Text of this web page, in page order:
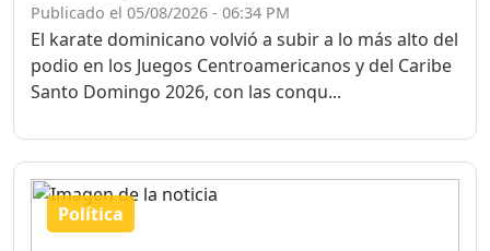
Publicado el 05/08/2026 - 06:34 PM
El karate dominicano volvió a subir a lo más alto del
podio en los Juegos Centroamericanos y del Caribe
Santo Domingo 2026, con las conqu...
Política